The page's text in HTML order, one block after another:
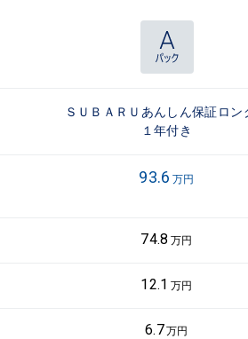
ＳＵＢＡＲＵあんしん保証ロン
１年付き
93.6 万円
74.8 万円
12.1 万円
6.7万円